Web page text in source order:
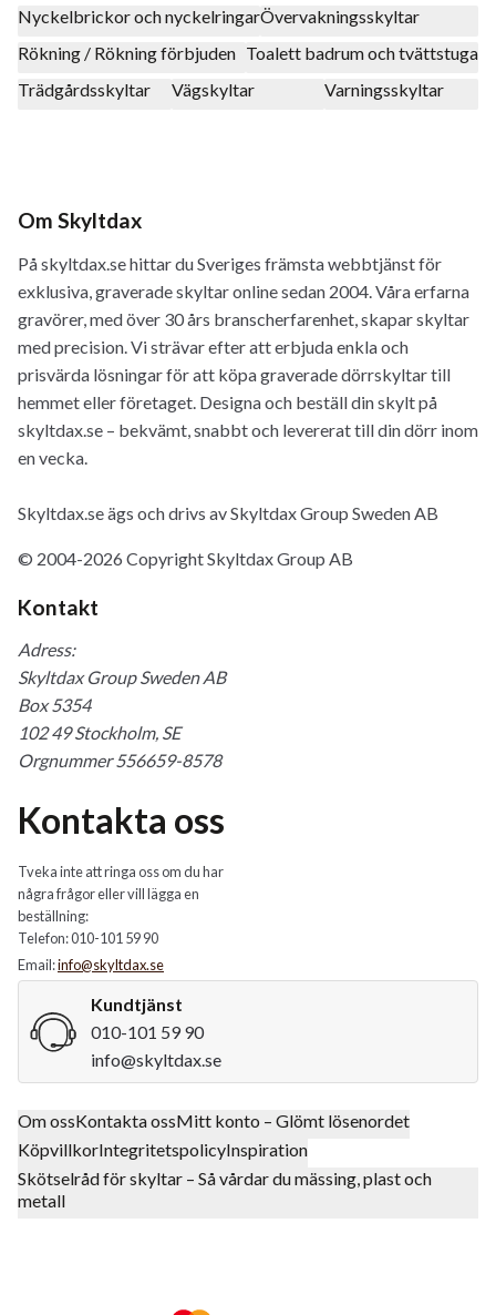
Nyckelbrickor och nyckelringarÖvervakningsskyltar
Rökning / Rökning förbjuden Toalett badrum och tvättstuga
Trädgårdsskyltar
Vägskyltar Varningsskyltar
Om Skyltdax
På skyltdax.se hittar du Sveriges främsta webbtjänst för
exklusiva, graverade skyltar online sedan 2004. Våra erfarna
gravörer, med över 30 års branscherfarenhet, skapar skyltar
med precision. Vi strävar efter att erbjuda enkla och
prisvärda lösningar för att köpa graverade dörrskyltar till
hemmet eller företaget. Designa och beställ din skylt på
skyltdax.se – bekvämt, snabbt och levererat till din dörr inom
en vecka.
Skyltdax.se ägs och drivs av Skyltdax Group Sweden AB
© 2004-2026 Copyright Skyltdax Group AB
Kontakt
Adress:
Skyltdax Group Sweden AB
Box 5354
102 49 Stockholm, SE
Orgnummer 556659-8578
Kontakta oss
Tveka inte att ringa oss om du har
några frågor eller vill lägga en
beställning:
Telefon: 010-101 59 90
Email:info@skyltdax.se
Kundtjänst
010-101 59 90
info@skyltdax.se
Om ossKontakta ossMitt konto – Glömt lösenordet
KöpvillkorIntegritetspolicyInspiration
Skötselråd för skyltar – Så vårdar du mässing, plast och
metall